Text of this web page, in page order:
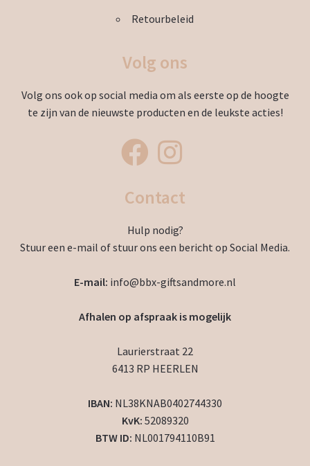
Retourbeleid
Volg ons
Volg ons ook op social media om als eerste op de hoogte
te zijn van de nieuwste producten en de leukste acties!
Contact
Hulp nodig?
Stuur een e-mail of stuur ons een bericht op Social Media.
E-mail: info@bbx-giftsandmore.nl
Afhalen op afspraak is mogelijk
Laurierstraat 22
6413 RP HEERLEN
IBAN: NL38KNAB0402744330
KvK: 52089320
BTW ID: NL001794110B91